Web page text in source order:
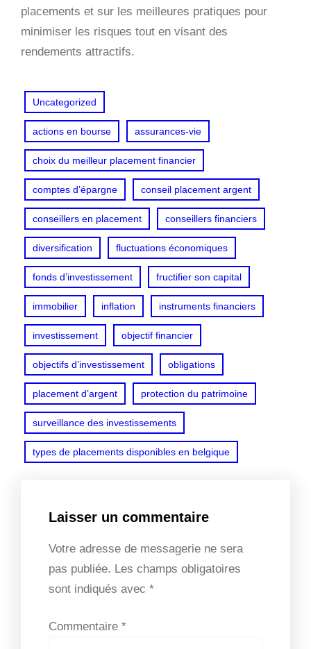
placements et sur les meilleures pratiques pour
minimiser les risques tout en visant des
rendements attractifs.
Uncategorized
actions en bourse assurances-vie
choix du meilleur placement financier
comptes d’épargne conseil placement argent
conseillers en placement conseillers financiers
diversification fluctuations économiques
fonds d’investissement fructifier son capital
immobilier inflation instruments financiers
investissement objectif financier
objectifs d’investissement obligations
placement d’argent protection du patrimoine
surveillance des investissements
types de placements disponibles en belgique
Laisser un commentaire
Votre adresse de messagerie ne sera
pas publiée. Les champs obligatoires
sont indiqués avec *
Commentaire *